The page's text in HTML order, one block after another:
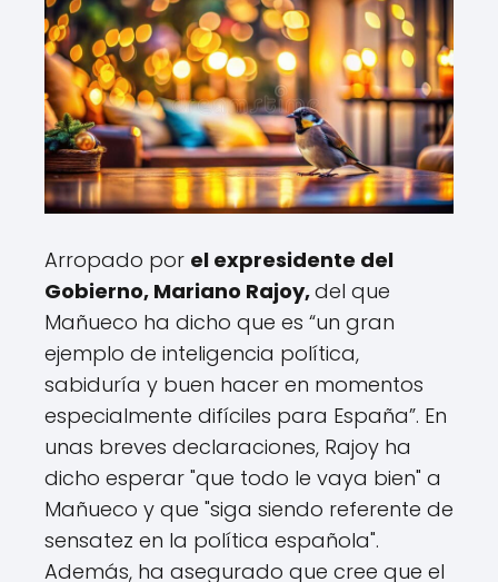
Arropado por el expresidente del
Gobierno, Mariano Rajoy,del que
Mañueco ha dicho que es “un gran
ejemplo de inteligencia política,
sabiduría y buen hacer en momentos
especialmente difíciles para España”. En
unas breves declaraciones, Rajoy ha
dicho esperar "que todo le vaya bien" a
Mañueco y que "siga siendo referente de
sensatez en la política española".
Además, ha asegurado que cree que el